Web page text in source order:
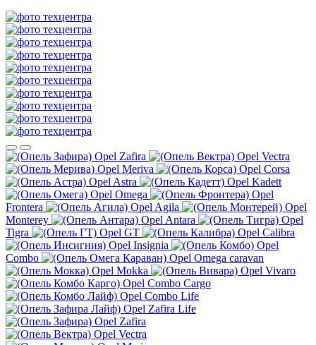
Opel Zafira
Opel Vectra
Opel Meriva
Opel Corsa
Opel Astra
Opel Kadett
Opel Omega
Opel
Frontera
Opel Agila
Opel
Monterey
Opel Antara
Opel
Tigra
Opel GT
Opel Calibra
Opel Insignia
Opel
Combo
Opel Omega caravan
Opel Mokka
Opel Vivaro
Opel Combo Cargo
Opel Combo Life
Opel Zafira Life
Opel Zafira
Opel Vectra